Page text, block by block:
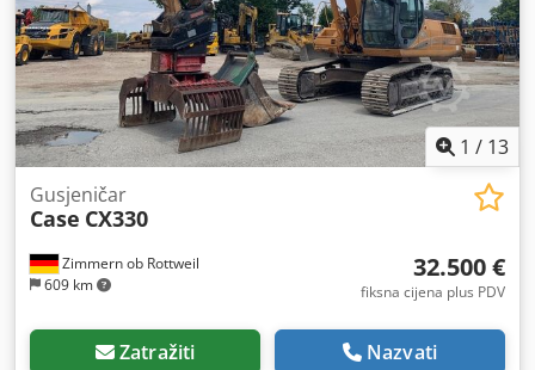
1 / 13
Zimmern ob Rottweil
609 km
Gusjeničar
Case CX330
32.500 €
fiksna cijena plus PDV
Zatražiti Nazvati